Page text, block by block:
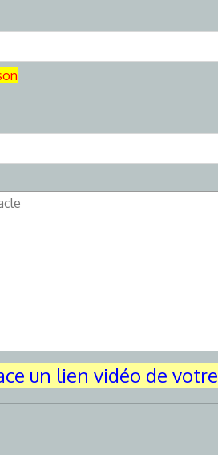
un lien vidéo de votre